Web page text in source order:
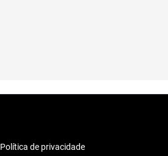
Política de privacidade